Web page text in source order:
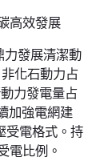
高效發展
發展清潔動
化石動力占
力發電量占
加強電網建
受電格式。持
電比例。